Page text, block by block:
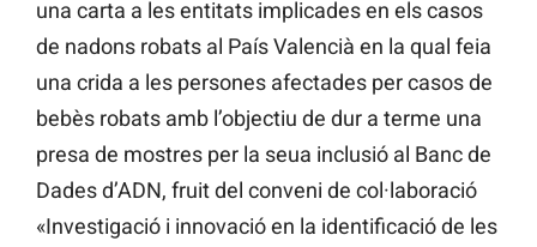
una carta a les entitats implicades en els casos
de nadons robats al País Valencià en la qual feia
una crida a les persones afectades per casos de
bebès robats amb l’objectiu de dur a terme una
presa de mostres per la seua inclusió al Banc de
Dades d’ADN, fruit del conveni de col·laboració
«Investigació i innovació en la identificació de les